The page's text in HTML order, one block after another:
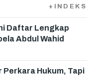
+INDEKS
Daftar Lengkap
Abdul Wahid
Perkara Hukum, Tapi